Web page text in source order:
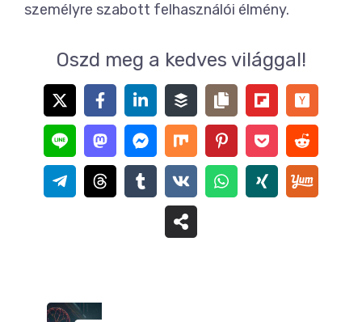
személyre szabott felhasználói élmény.
Oszd meg a kedves világgal!